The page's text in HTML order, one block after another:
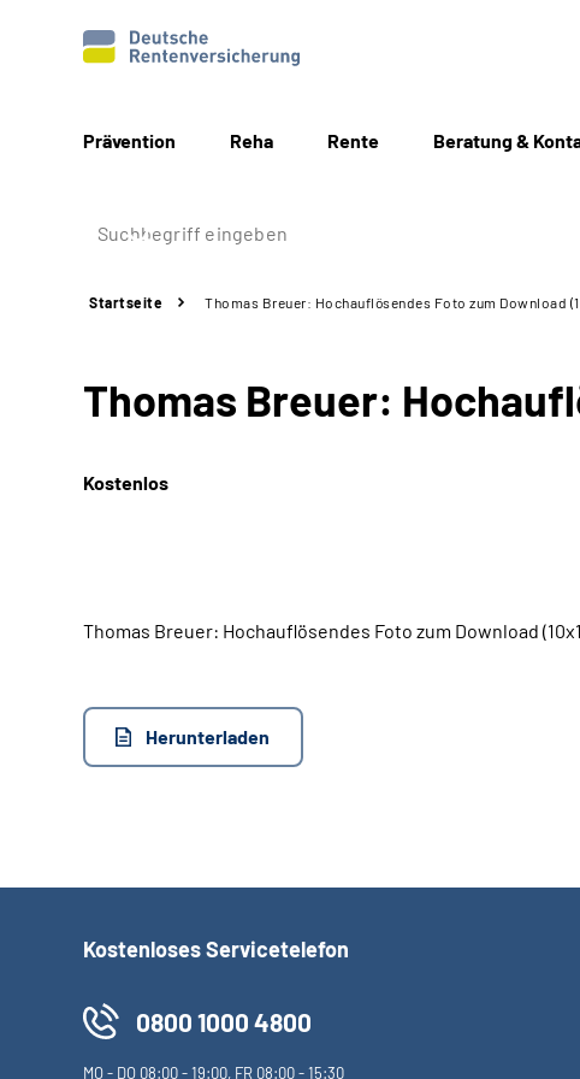
Prävention Reha Rente Beratung &
Startseite Thomas Breuer: Hochauflösendes Foto zum Download
Thomas Breuer:
Kostenlos
Thomas Breuer: Hochauflösendes Foto zum Download
Herunterladen
Kostenloses Servicetelefon
0800 1000 4800
MO- DO 08:00 - 19:00, FR 08:00 - 15:30